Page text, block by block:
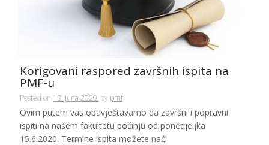
Korigovani raspored završnih ispita na
PMF-u
Posted on 13. Juna 2020. by pmf
Ovim putem vas obavještavamo da završni i popravni
ispiti na našem fakultetu počinju od ponedjeljka
15.6.2020. Termine ispita možete naći